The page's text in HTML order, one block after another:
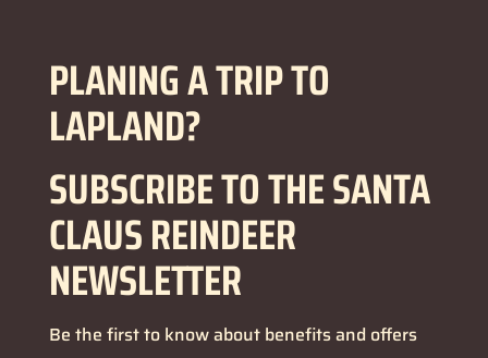
PLANING A TRIP TO
LAPLAND?
SUBSCRIBE TO THE SANTA
CLAUS REINDEER
NEWSLETTER
Be the first to know about benefits and offers